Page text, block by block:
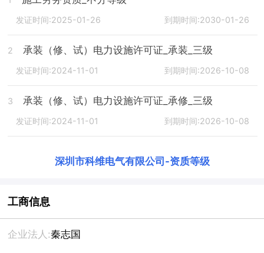
发证时间:2025-01-26 到期时间:2030-01-26
2 承装（修、试）电力设施许可证_承装_三级
发证时间:2024-11-01 到期时间:2026-10-08
3 承装（修、试）电力设施许可证_承修_三级
发证时间:2024-11-01 到期时间:2026-10-08
深圳市科维电气有限公司 -资质等级
工商信息
企业法人:秦志国